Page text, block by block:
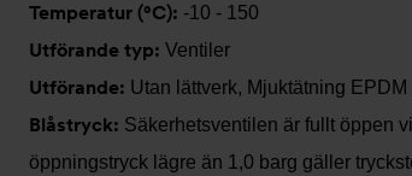
Temperatur (°C): -10 - 150
Utförande typ: Ventiler
Utförande: Utan lättverk, Mjuktätning EPDM
Blåstryck: Säkerhetsventilen är fullt öppen
öppningstryck lägre än 1,0 barg gäller